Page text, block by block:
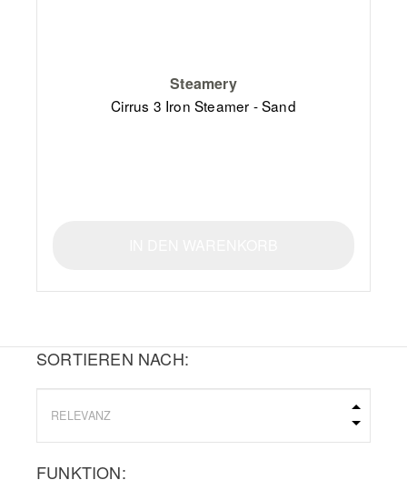
Steamery
Cirrus 3 Iron Steamer - Sand
SORTIEREN NACH:
FUNKTION: